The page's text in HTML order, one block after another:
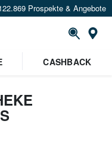
Prospekte & Angebote
CASHBACK